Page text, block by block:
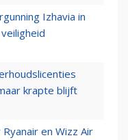
Izhavia in
krapte blijft
en Wizz Air